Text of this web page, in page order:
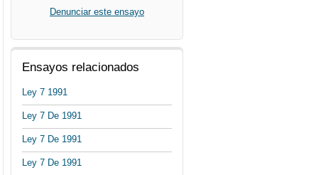
Denunciar este ensayo
Ensayos relacionados
Ley 7 1991
Ley 7 De 1991
Ley 7 De 1991
Ley 7 De 1991